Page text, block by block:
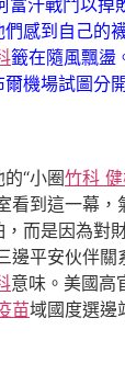
感到自己的
籤在隨風飄盪
機場試圖分
“小圈竹科
看到這一幕，
，而是因為對
平安伙伴關
意味。美國高
苗域國度選邊